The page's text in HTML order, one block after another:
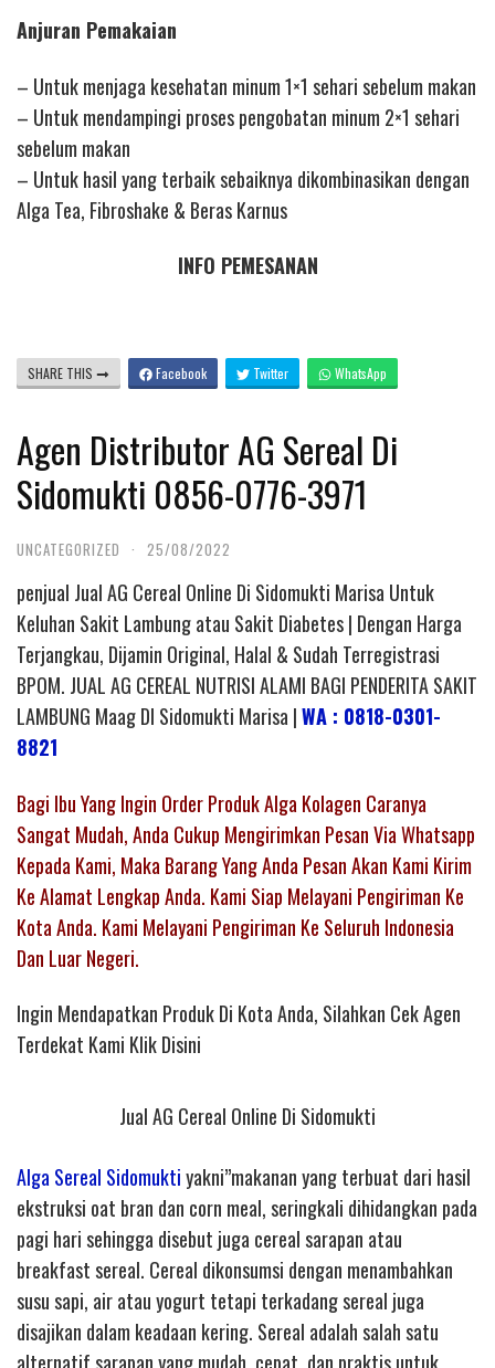
Anjuran Pemakaian
– Untuk menjaga kesehatan minum 1×1 sehari sebelum makan
– Untuk mendampingi proses pengobatan minum 2×1 sehari
sebelum makan
– Untuk hasil yang terbaik sebaiknya dikombinasikan dengan
Alga Tea, Fibroshake & Beras Karnus
INFO PEMESANAN
SHARE THIS Facebook Twitter WhatsApp
Agen Distributor AG Sereal Di
Sidomukti 0856-0776-3971
UNCATEGORIZED · 25/08/2022
penjual Jual AG Cereal Online Di Sidomukti Marisa Untuk
Keluhan Sakit Lambung atau Sakit Diabetes | Dengan Harga
Terjangkau, Dijamin Original, Halal & Sudah Terregistrasi
BPOM. JUAL AG CEREAL NUTRISI ALAMI BAGI PENDERITA SAKIT
LAMBUNG Maag DI Sidomukti Marisa |WA : 0818-0301-
8821
Bagi Ibu Yang Ingin Order Produk Alga Kolagen Caranya
Sangat Mudah, Anda Cukup Mengirimkan Pesan Via Whatsapp
Kepada Kami, Maka Barang Yang Anda Pesan Akan Kami Kirim
Ke Alamat Lengkap Anda. Kami Siap Melayani Pengiriman Ke
Kota Anda. Kami Melayani Pengiriman Ke Seluruh Indonesia
Dan Luar Negeri.
Ingin Mendapatkan Produk Di Kota Anda, Silahkan Cek Agen
Terdekat Kami Klik Disini
Jual AG Cereal Online Di Sidomukti
Alga Sereal Sidomuktiyakni”makanan yang terbuat dari hasil
ekstruksi oat bran dan corn meal, seringkali dihidangkan pada
pagi hari sehingga disebut juga cereal sarapan atau
breakfast sereal. Cereal dikonsumsi dengan menambahkan
susu sapi, air atau yogurt tetapi terkadang sereal juga
disajikan dalam keadaan kering. Sereal adalah salah satu